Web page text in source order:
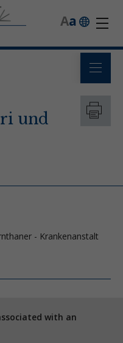
a
A
und
- Krankenanstalt
with an